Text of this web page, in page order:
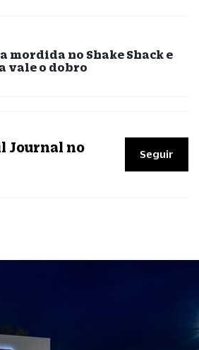
mordida no Shake Shack e
vale o dobro
Journal no
Seguir